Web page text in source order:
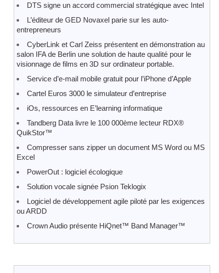
DTS signe un accord commercial stratégique avec Intel
L’éditeur de GED Novaxel parie sur les auto-
entrepreneurs
CyberLink et Carl Zeiss présentent en démonstration au
salon IFA de Berlin une solution de haute qualité pour le
visionnage de films en 3D sur ordinateur portable.
Service d’e-mail mobile gratuit pour l’iPhone d’Apple
Cartel Euros 3000 le simulateur d’entreprise
iOs, ressources en E’learning informatique
Tandberg Data livre le 100 000ème lecteur RDX®
QuikStor™
Compresser sans zipper un document MS Word ou MS
Excel
PowerOut : logiciel écologique
Solution vocale signée Psion Teklogix
Logiciel de développement agile piloté par les exigences
ou ARDD
Crown Audio présente HiQnet™ Band Manager™